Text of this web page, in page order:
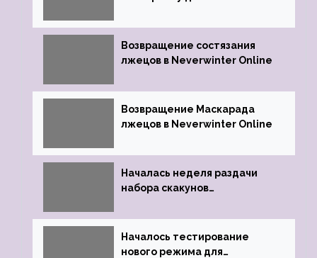
Возвращение состязания
лжецов в Neverwinter Online
Возвращение Маскарада
лжецов в Neverwinter Online
Началась неделя раздачи
набора скакунов
Началось тестирование
нового режима для